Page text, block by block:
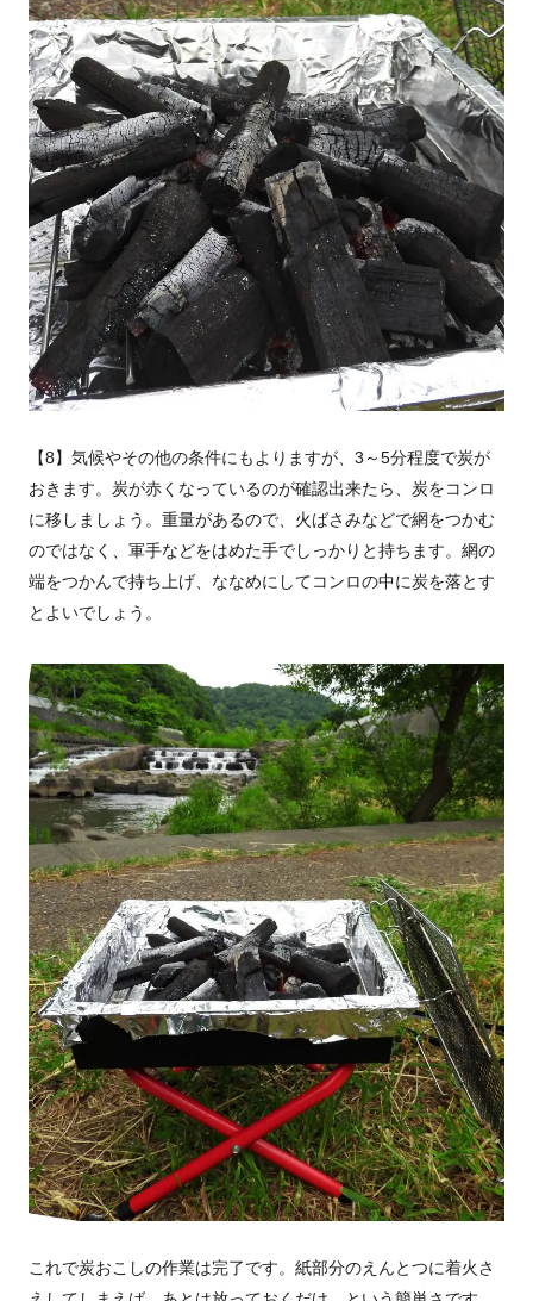
【8】気候やその他の条件にもよりますが、3～5分程度で炭が
おきます。炭が赤くなっているのが確認出来たら、炭をコンロ
に移しましょう。重量があるので、火ばさみなどで網をつかむ
のではなく、軍手などをはめた手でしっかりと持ちます。網の
端をつかんで持ち上げ、ななめにしてコンロの中に炭を落とす
とよいでしょう。
これで炭おこしの作業は完了です。紙部分のえんとつに着火さ